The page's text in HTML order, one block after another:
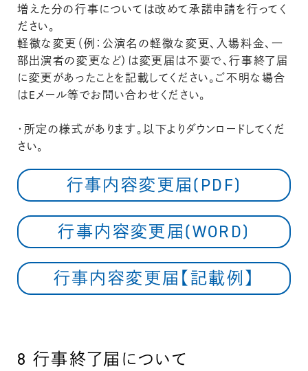
増えた分の行事については改めて承諾申請を行ってく
ださい。
軽微な変更（例：公演名の軽微な変更、入場料金、一
部出演者の変更など）は変更届は不要で、行事終了届
に変更があったことを記載してください。ご不明な場合
はEメール等でお問い合わせください。
・所定の様式があります。以下よりダウンロードしてくだ
さい。
行事内容変更届(PDF)
行事内容変更届(WORD)
行事内容変更届【記載例】
8 行事終了届について